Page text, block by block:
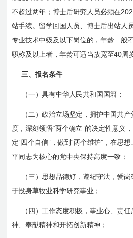
不超过两年；博士后研究人员必须在
站手续。留学回国人员、博士后出站人
专业技术中级及以下岗位的，年龄一般
职称及以上者，年龄可适当放宽至40周
三、报名条件
（一）具有中华人民共和国国籍；
（二）政治立场坚定，拥护中国共
度，深刻领悟“两个确立”的决定性意义
定“四个自信” ，做到“两个维护” ，在思
平同志为核心的党中央保持高度一致；
（三）思想品德好，遵纪守法，爱
于投身草牧业科学研究事业；
（四）工作态度积极，事业心、责
神、奉献精神和开拓创新精神；